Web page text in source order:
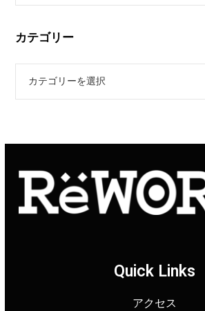
カテゴリー
Quick Links
アクセス